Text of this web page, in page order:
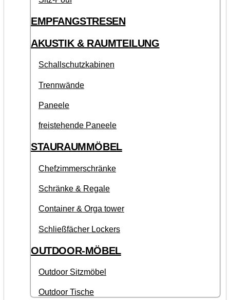
EMPFANGSTRESEN
AKUSTIK & RAUMTEILUNG
Schallschutzkabinen
Trennwände
Paneele
freistehende Paneele
STAURAUMMÖBEL
Chefzimmerschränke
Schränke & Regale
Container & Orga tower
Schließfächer Lockers
OUTDOOR-MÖBEL
Outdoor Sitzmöbel
Outdoor Tische